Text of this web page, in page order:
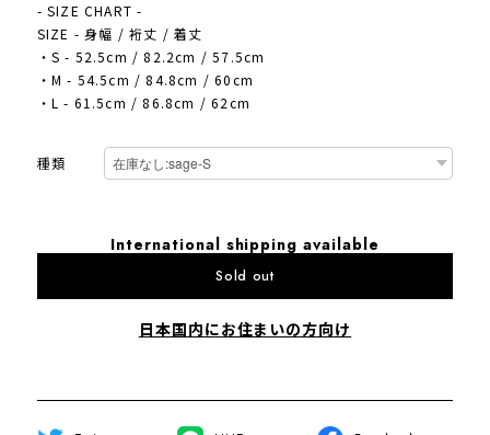
- SIZE CHART -
SIZE - 身幅 / 裄丈 / 着丈
・S - 52.5cm / 82.2cm / 57.5cm
・M - 54.5cm / 84.8cm / 60cm
・L - 61.5cm / 86.8cm / 62cm
種類
International shipping available
Sold out
日本国内にお住まいの方向け